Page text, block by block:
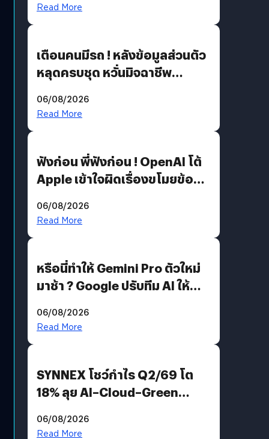
Read More
เตือนคนมีรถ ! หลังข้อมูลส่วนตัว
หลุดครบชุด หวั่นมิจฉาชีพ
รหัสผ่านหลุด ไม่ใช่แฮกเกอร์
06/08/2026
Read More
ฟังก่อน พี่ฟังก่อน ! OpenAI โต้
Apple เข้าใจผิดเรื่องขโมยข้อมูล
06/08/2026
Read More
หรือนี่ทำให้ Gemini Pro ตัวใหม่
มาช้า ? Google ปรับทีม AI ให้
AGI
06/08/2026
Read More
SYNNEX โชว์กำไร Q2/69 โต
18% ลุย AI–Cloud–Green
Revenue เร่งเครื่อง New
06/08/2026
Read More